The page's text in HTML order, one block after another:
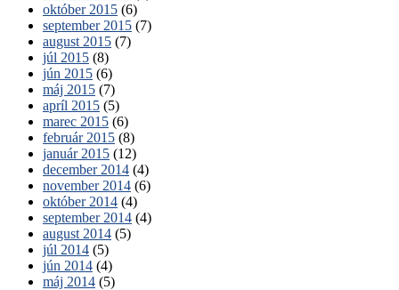
október 2015 (6)
september 2015 (7)
august 2015 (7)
júl 2015 (8)
jún 2015 (6)
máj 2015 (7)
apríl 2015 (5)
marec 2015 (6)
február 2015 (8)
január 2015 (12)
december 2014 (4)
november 2014 (6)
október 2014 (4)
september 2014 (4)
august 2014 (5)
júl 2014 (5)
jún 2014 (4)
máj 2014 (5)